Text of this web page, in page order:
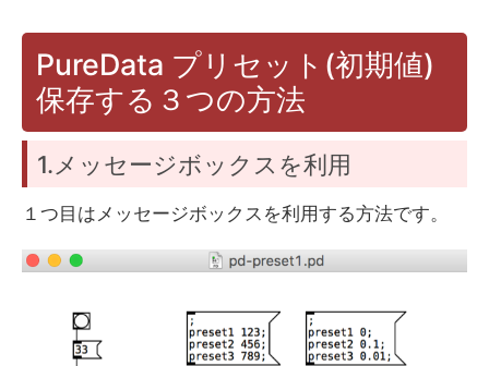
PureData プリセット(初期値)
保存する３つの方法
1.メッセージボックスを利用
１つ目はメッセージボックスを利用する方法です。